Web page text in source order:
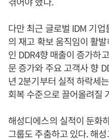
다만 최근 글로벌 IDM 기
의 재고 확보 움직임이 활
인 DDR4향 매출이 증가하
문 증가와 주요 고객사 향
년 2분기부터 실적 하락세
회복 수준으로 끌어올려질
해성디에스의 실적이 둔화
그룹도 주춤하고 있다. 해